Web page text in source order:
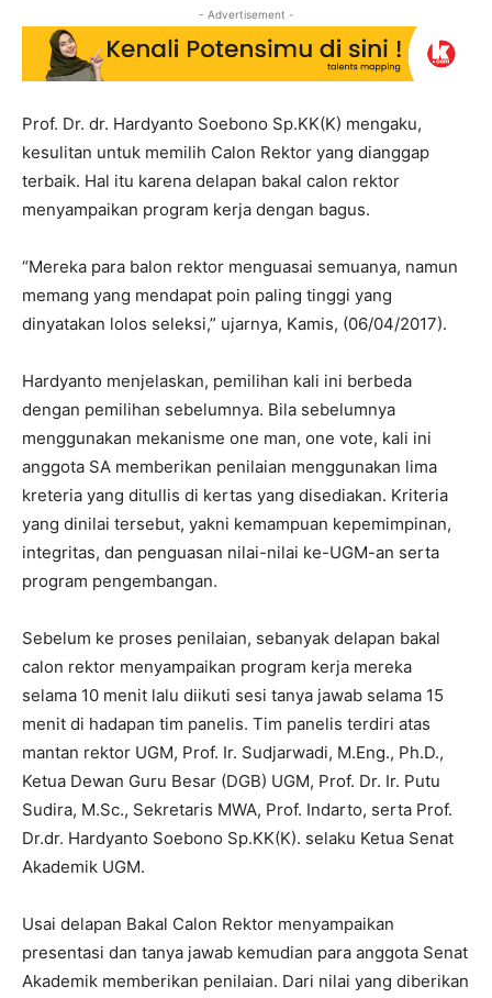
- Advertisement -
Prof. Dr. dr. Hardyanto Soebono Sp.KK(K) mengaku,
kesulitan untuk memilih Calon Rektor yang dianggap
terbaik. Hal itu karena delapan bakal calon rektor
menyampaikan program kerja dengan bagus.
“Mereka para balon rektor menguasai semuanya, namun
memang yang mendapat poin paling tinggi yang
dinyatakan lolos seleksi,” ujarnya, Kamis, (06/04/2017).
Hardyanto menjelaskan, pemilihan kali ini berbeda
dengan pemilihan sebelumnya. Bila sebelumnya
menggunakan mekanisme one man, one vote, kali ini
anggota SA memberikan penilaian menggunakan lima
kreteria yang ditullis di kertas yang disediakan. Kriteria
yang dinilai tersebut, yakni kemampuan kepemimpinan,
integritas, dan penguasan nilai-nilai ke-UGM-an serta
program pengembangan.
Sebelum ke proses penilaian, sebanyak delapan bakal
calon rektor menyampaikan program kerja mereka
selama 10 menit lalu diikuti sesi tanya jawab selama 15
menit di hadapan tim panelis. Tim panelis terdiri atas
mantan rektor UGM, Prof. Ir. Sudjarwadi, M.Eng., Ph.D.,
Ketua Dewan Guru Besar (DGB) UGM, Prof. Dr. Ir. Putu
Sudira, M.Sc., Sekretaris MWA, Prof. Indarto, serta Prof.
Dr.dr. Hardyanto Soebono Sp.KK(K). selaku Ketua Senat
Akademik UGM.
Usai delapan Bakal Calon Rektor menyampaikan
presentasi dan tanya jawab kemudian para anggota Senat
Akademik memberikan penilaian. Dari nilai yang diberikan